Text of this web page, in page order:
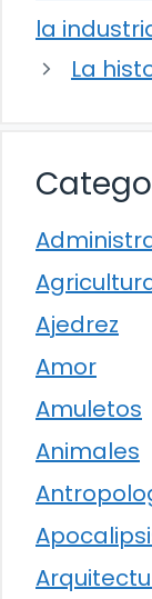
la
La
Ajedrez
Amor
Amuletos
Animales